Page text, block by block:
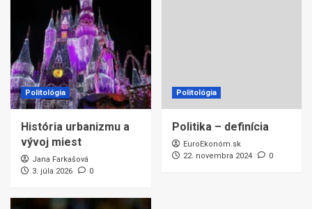
Politológia
História urbanizmu a
vývoj miest
Jana Farkašová
3. júla 2026
0
Politológia
Politika – definícia
EuroEkonóm.sk
22. novembra 2024
0